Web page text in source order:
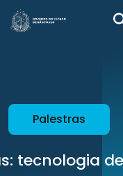
Palestras
tecnologia